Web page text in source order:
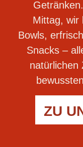
Mittag, wir
Bowls,
Snacks –
natürlichen
ZU